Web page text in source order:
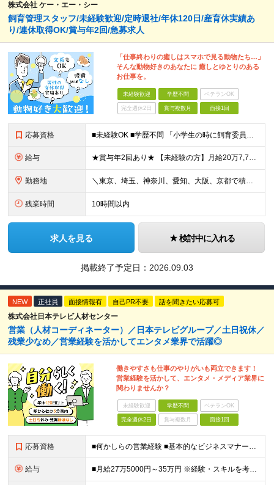
株式会社 ケー・エー・シー
飼育管理スタッフ/未経験歓迎/定時退社/年休120日/産育休実績あ
り/連休取得OK/賞与年2回/急募求人
「仕事終わりの癒しはスマホで見る動物たち…」
そんな動物好きのあなたに 癒しとゆとりのある
お仕事を。
未経験歓迎 学歴不問 ベテランOK
完全週休2日 賞与複数月 面接1回
応募資格 ■未経験OK ■学歴不問 「小学生の時に飼育委員だった！」 なんて方もお待ちしております♪ ※ご自宅でのペット飼育について※ ご自宅でげっ歯類・ウサギのペット飼育を禁止しております。当社業務では清
給与 ★賞与年2回あり★ 【未経験の方】月給20万7,750円～＋賞与年2回＋残業代全額支給＋交通費支給 【生物系大卒の方】月給21万3,750円～＋賞与年2回＋残業代全額支給＋交通費支給 ★手当が充実
勤務地 ＼東京、埼玉、神奈川、愛知、大阪、京都で積極採用中！／ ・東京都：品川区 ・埼玉県：和光市 ・神奈川県：横浜市戸塚区、藤沢市 ・茨城県：つくば市 Lマイカー通勤OK！ ・愛知県：犬山市
残業時間 10時間以内
求人を見る 検討中に入れる
掲載終了予定日： 2026.09.03
NEW 正社員 面接情報有 自己PR不要 話を聞きたい応募可
株式会社日本テレビ人材センター
営業（人材コーディネーター）／日本テレビグループ／土日祝休／
残業少なめ／営業経験を活かしてエンタメ業界で活躍◎
働きやすさも仕事のやりがいも両立できます！
営業経験を活かして、エンタメ・メディア業界に
関わりませんか？
未経験歓迎 学歴不問 ベテランOK
完全週休2日 賞与複数月 面接1回
応募資格 ■何かしらの営業経験 ■基本的なビジネスマナー・PCスキルをお持ちの方 ■学歴不問 【歓迎条件】 エンタメ・メディア領域で、人と人の間に立ち、物事を円滑に進めてきたご経験をお持ちの方は大歓迎です。
給与 ■月給27万5000円～35万円 ※経験・スキルを考慮し決定します。 ※上記金額には、固定残業代（月40時間／6万4625円～8万2175円）を含みます。 ※超過分は別途支給します。 【試用期間】